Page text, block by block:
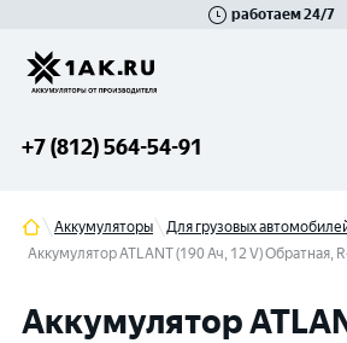
работаем 24/7
+7 (812) 564-54-91
Аккумуляторы Для грузовых
Аккумулятор ATLANT (190 Ач, 12 V) Обратная,
Аккумулятор
Гатчина